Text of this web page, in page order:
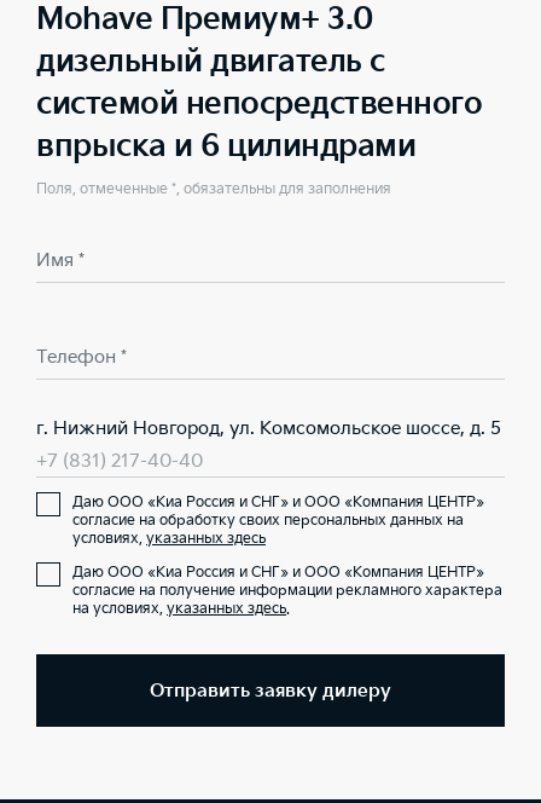
Mohave Премиум+ 3.0
дизельный двигатель с
системой непосредственного
впрыска и 6 цилиндрами
Поля, отмеченные *, обязательны для заполнения
Имя *
Телефон *
г. Нижний Новгород, ул. Комсомольское шоссе, д. 5
+7 (831) 217-40-40
Даю ООО «Киа Россия и СНГ» и ООО «Компания ЦЕНТР»
согласие на обработку своих персональных данных на
условиях, указанных здесь
Даю ООО «Киа Россия и СНГ» и ООО «Компания ЦЕНТР»
согласие на получение информации рекламного характера
на условиях, указанных здесь.
Отправить заявку дилеру